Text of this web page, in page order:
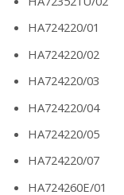
HA724220/01
HA724220/02
HA724220/03
HA724220/04
HA724220/05
HA724220/07
HA724260E/01